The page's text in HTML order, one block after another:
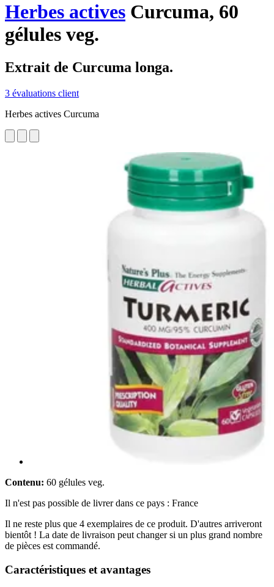
Herbes actives Curcuma, 60
gélules veg.
Extrait de Curcuma longa.
3 évaluations client
Herbes actives Curcuma
Contenu: 60 gélules veg.
Il n'est pas possible de livrer dans ce pays : France
Il ne reste plus que 4 exemplaires de ce produit. D'autres arriveront
bientôt ! La date de livraison peut changer si un plus grand nombre
de pièces est commandé.
Caractéristiques et avantages